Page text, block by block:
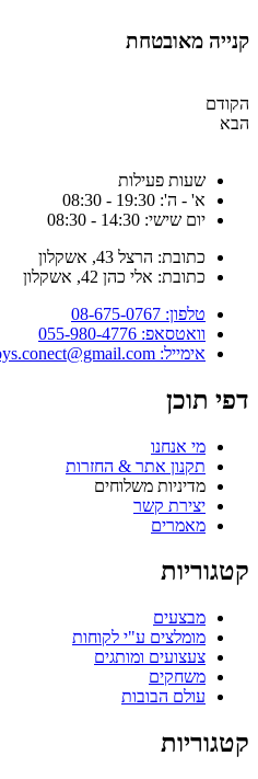
קנייה מאובטחת
הקודם
הבא
שעות פעילות
א' - ה': 19:30 - 08:30
יום שישי: 14:30 - 08:30
כתובת: הרצל 43, אשקלון
כתובת: אלי כהן 42, אשקלון
טלפון: 08-675-0767
וואטסאפ: 055-980-4776
אימייל: dubitoys.conect@gmail.com
דפי תוכן
מי אנחנו
תקנון אתר & החזרות
מדיניות משלוחים
יצירת קשר
מאמרים
קטגוריות
מבצעים
מומלצים ע"י לקוחות
צעצועים ומותגים
משחקים
עולם הבובות
קטגוריות